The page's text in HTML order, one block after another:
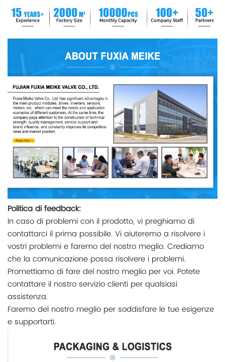
Politica di feedback:
In caso di problemi con il prodotto, vi preghiamo di
contattarci il prima possibile. Vi aiuteremo a risolvere i
vostri problemi e faremo del nostro meglio. Crediamo
che la comunicazione possa risolvere i problemi.
Promettiamo di fare del nostro meglio per voi. Potete
contattare il nostro servizio clienti per qualsiasi
assistenza.
Faremo del nostro meglio per soddisfare le tue esigenze
e supportarti.